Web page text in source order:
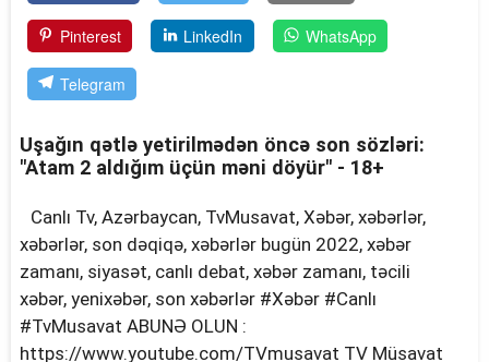
Pinterest LinkedIn WhatsApp
Telegram
Uşağın qətlə yetirilmədən öncə son sözləri:
"Atam 2 aldığım üçün məni döyür" - 18+
Canlı Tv, Azərbaycan, TvMusavat, Xəbər, xəbərlər,
xəbərlər, son dəqiqə, xəbərlər bugün 2022, xəbər
zamanı, siyasət, canlı debat, xəbər zamanı, təcili
xəbər, yenixəbər, son xəbərlər #Xəbər #Canlı
#TvMusavat ABUNƏ OLUN :
https://www.youtube.com/TVmusavat TV Müsavat